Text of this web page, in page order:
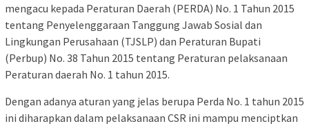
mengacu kepada Peraturan Daerah (PERDA) No. 1 Tahun 2015
tentang Penyelenggaraan Tanggung Jawab Sosial dan
Lingkungan Perusahaan (TJSLP) dan Peraturan Bupati
(Perbup) No. 38 Tahun 2015 tentang Peraturan pelaksanaan
Peraturan daerah No. 1 tahun 2015.
Dengan adanya aturan yang jelas berupa Perda No. 1 tahun 2015
ini diharapkan dalam pelaksanaan CSR ini mampu menciptkan